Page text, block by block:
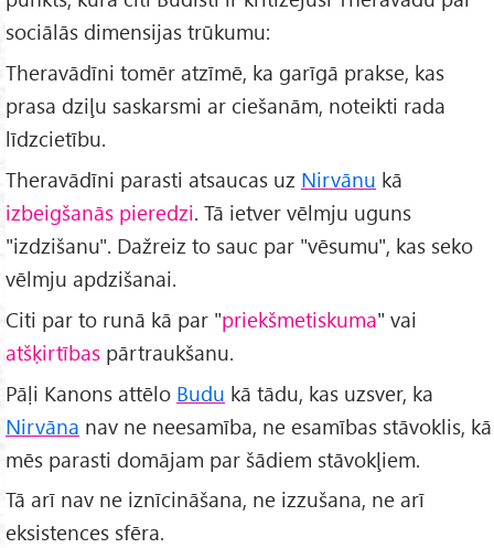
sociālās dimensijas trūkumu:
Theravādīni tomēr atzīmē, ka garīgā prakse, kas
prasa dziļu saskarsmi ar ciešanām, noteikti rada
līdzcietību.
Theravādīni parasti atsaucas uz Nirvānu kā
izbeigšanās pieredzi. Tā ietver vēlmju uguns
"izdzišanu". Dažreiz to sauc par "vēsumu", kas seko
vēlmju apdzišanai.
Citi par to runā kā par "priekšmetiskuma" vai
atšķirtības pārtraukšanu.
Pāḷi Kanons attēlo Budu kā tādu, kas uzsver, ka
Nirvāna nav ne neesamība, ne esamības stāvoklis, kā
mēs parasti domājam par šādiem stāvokļiem.
Tā arī nav ne iznīcināšana, ne izzušana, ne arī
eksistences sfēra.